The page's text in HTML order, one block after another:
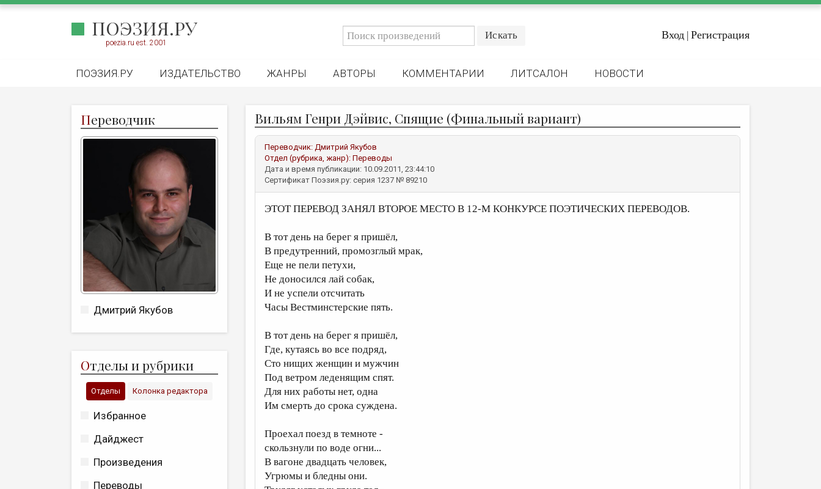
ПОЭЗИЯ.РУ
poezia.ru est. 2001
Вход | Регистрация
ПОЭЗИЯ.РУ ИЗДАТЕЛЬСТВО ЖАНРЫ АВТОРЫ КОММЕНТАРИИ ЛИТСАЛОН НОВОСТИ
Переводчик
Дмитрий Якубов
Отделы и рубрики
Отделы Колонка редактора
Избранное
Дайджест
Произведения
Переводы
Вильям Генри Дэйвис, Спящие (Финальный вариант)
Переводчик: Дмитрий Якубов
Отдел (рубрика, жанр): Переводы
Дата и время публикации: 10.09.2011, 23:44:10
Сертификат Поэзия.ру: серия 1237 № 89210
ЭТОТ ПЕРЕВОД ЗАНЯЛ ВТОРОЕ МЕСТО В 12-М КОНКУРСЕ ПОЭТИЧЕСКИХ ПЕРЕВОДОВ.
В тот день на берег я пришёл,
В предутренний, промозглый мрак,
Еще не пели петухи,
Не доносился лай собак,
И не успели отсчитать
Часы Вестминстерские пять.
В тот день на берег я пришёл,
Где, кутаясь во все подряд,
Сто нищих женщин и мужчин
Под ветром леденящим спят.
Для них работы нет, одна
Им смерть до срока суждена.
Проехал поезд в темноте -
скользнули по воде огни...
В вагоне двадцать человек,
Угрюмы и бледны они.